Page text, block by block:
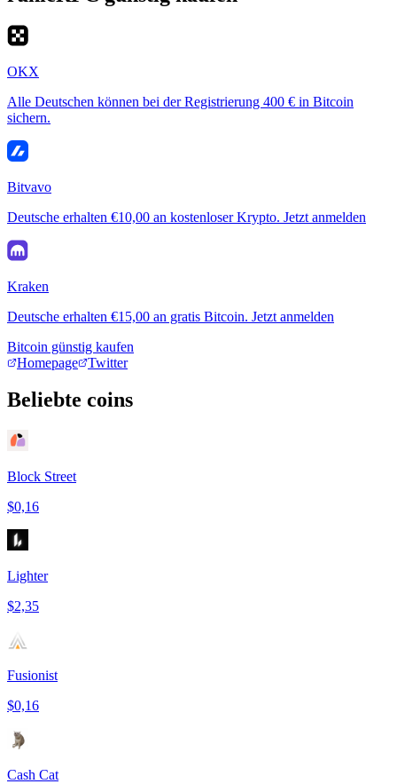
OKX
Alle Deutschen können bei der Registrierung 400 € in Bitcoin
sichern.
Bitvavo
Deutsche erhalten €10,00 an kostenloser Krypto. Jetzt anmelden
Kraken
Deutsche erhalten €15,00 an gratis Bitcoin. Jetzt anmelden
Bitcoin günstig kaufen
Homepage
Twitter
Beliebte coins
Block Street
$0,16
Lighter
$2,35
Fusionist
$0,16
Cash Cat